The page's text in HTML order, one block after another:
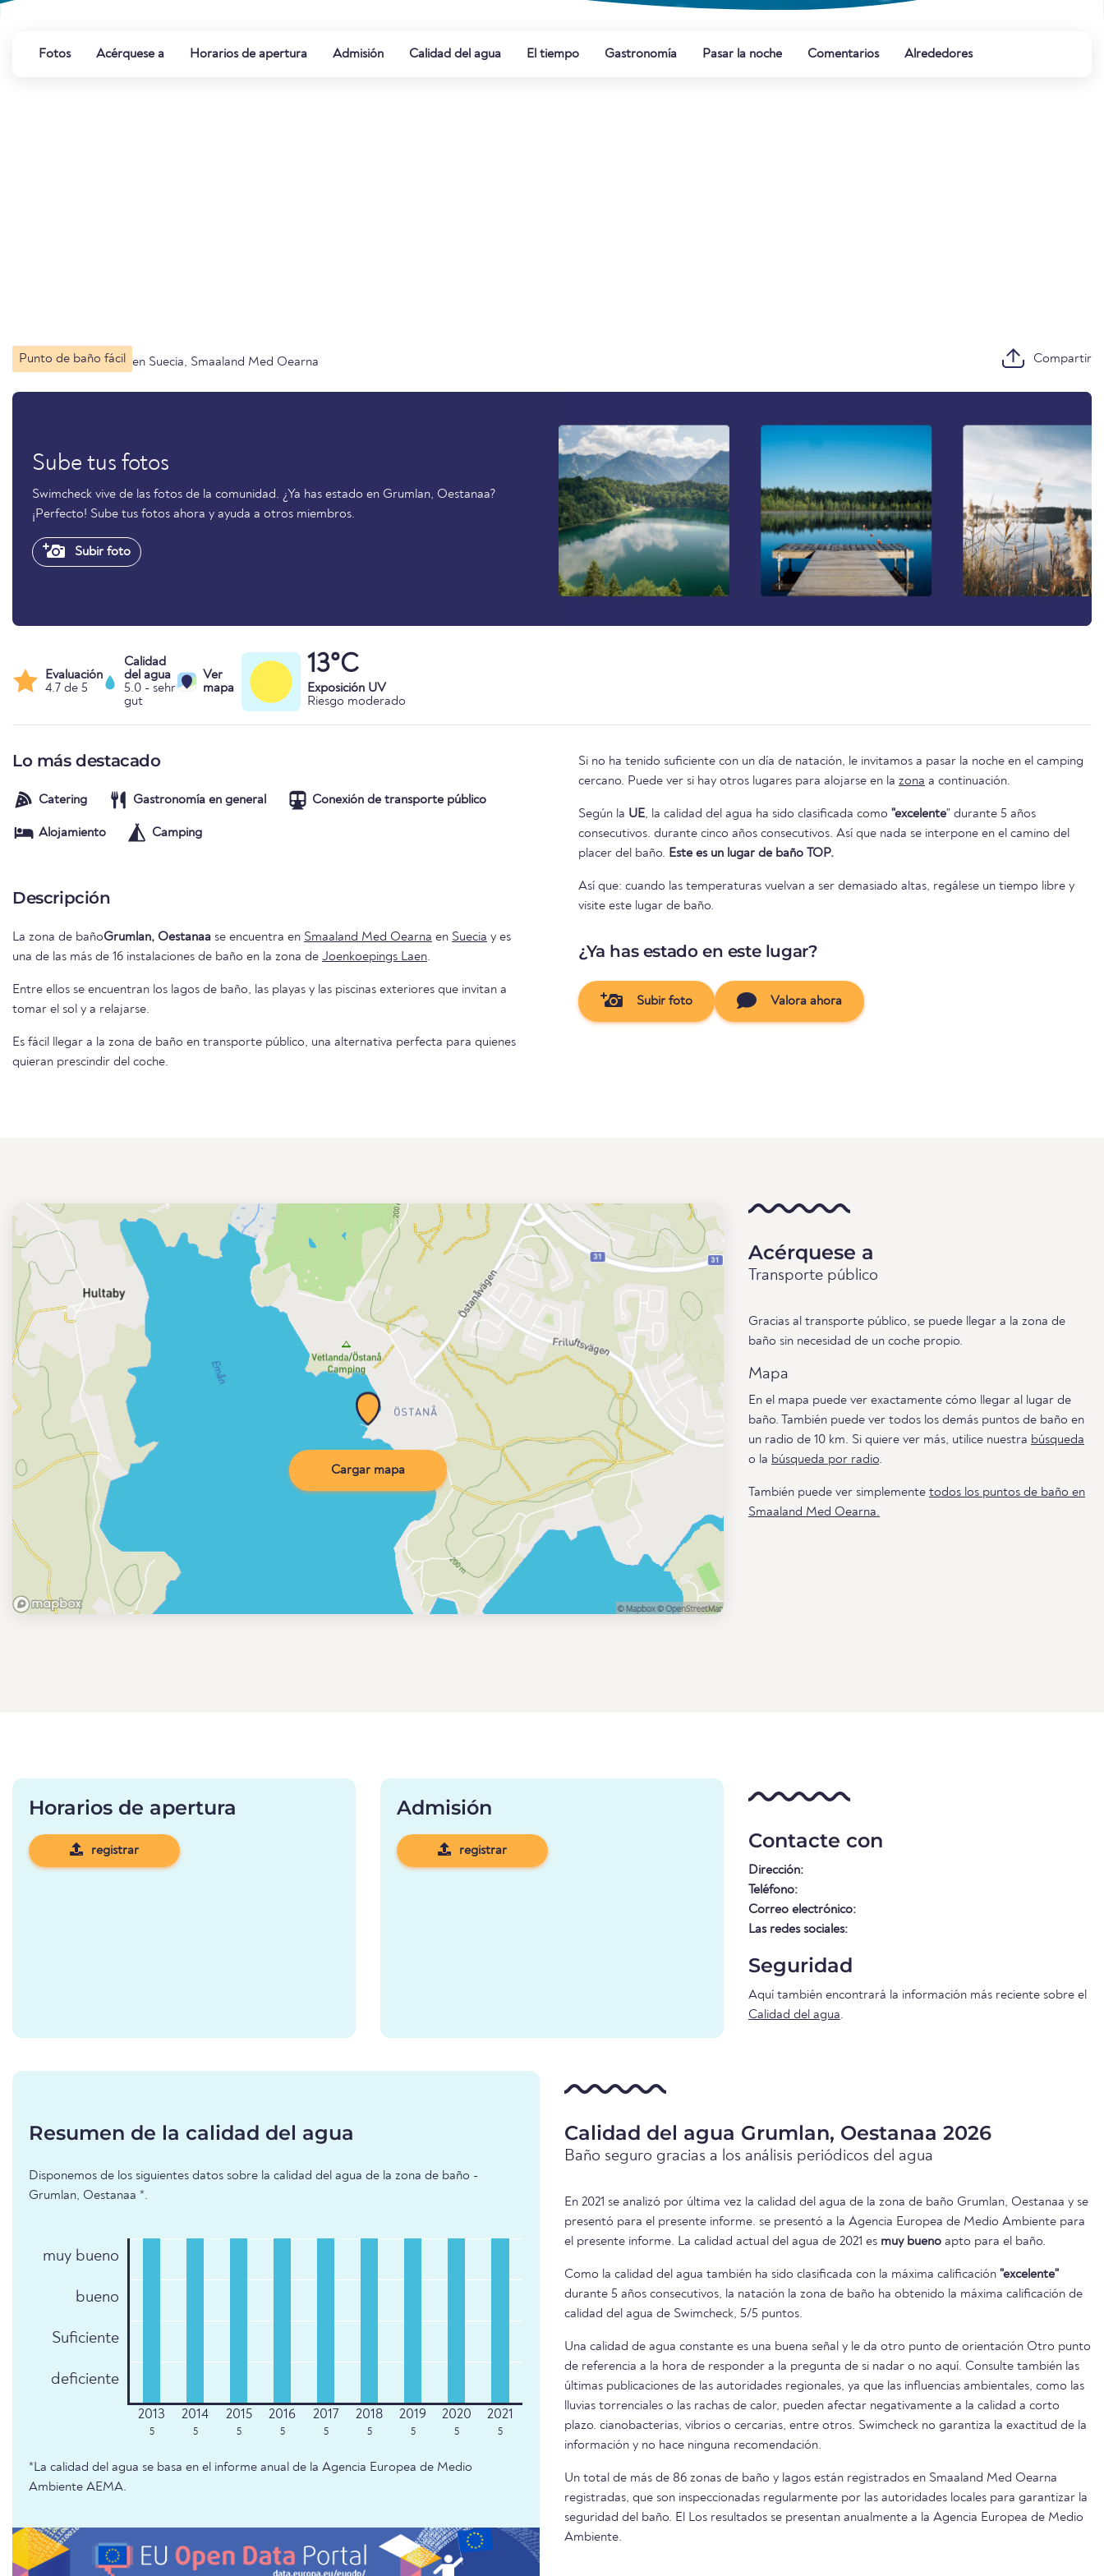
Fotos Acérquese a Horarios de apertura Admisión Calidad del agua El tiempo Gastronomía Pasar la noche Comentarios Alrededores
Punto de baño fácil en Suecia, Smaaland Med Oearna Compartir
Sube tus fotos
Swimcheck vive de las fotos de la comunidad. ¿Ya has estado en Grumlan, Oestanaa?
¡Perfecto! Sube tus fotos ahora y ayuda a otros miembros.
Subir foto
Evaluación
4.7 de 5
Calidad
del agua
5.0 - sehr
gut
Ver
mapa
13°C
Exposición UV
Riesgo moderado
Lo más destacado
Catering Gastronomía en general Conexión de transporte público
Alojamiento Camping
Descripción
La zona de bañoGrumlan, Oestanaa se encuentra en Smaaland Med Oearna en Suecia y es
una de las más de 16 instalaciones de baño en la zona de Joenkoepings Laen.
Entre ellos se encuentran los lagos de baño, las playas y las piscinas exteriores que invitan a
tomar el sol y a relajarse.
Es fácil llegar a la zona de baño en transporte público, una alternativa perfecta para quienes
quieran prescindir del coche.
Si no ha tenido suficiente con un día de natación, le invitamos a pasar la noche en el camping
cercano. Puede ver si hay otros lugares para alojarse en la zona a continuación.
Según la UE, la calidad del agua ha sido clasificada como "excelente" durante 5 años
consecutivos. durante cinco años consecutivos. Así que nada se interpone en el camino del
placer del baño. Este es un lugar de baño TOP.
Así que: cuando las temperaturas vuelvan a ser demasiado altas, regálese un tiempo libre y
visite este lugar de baño.
¿Ya has estado en este lugar?
Subir foto Valora ahora
Cargar mapa
Acérquese a
Transporte público
Gracias al transporte público, se puede llegar a la zona de
baño sin necesidad de un coche propio.
Mapa
En el mapa puede ver exactamente cómo llegar al lugar de
baño. También puede ver todos los demás puntos de baño en
un radio de 10 km. Si quiere ver más, utilice nuestra búsqueda
o la búsqueda por radio.
También puede ver simplemente todos los puntos de baño en
Smaaland Med Oearna.
Horarios de apertura
registrar
Admisión
registrar Contacte con
Dirección:
Teléfono:
Correo electrónico:
Las redes sociales:
Seguridad
Aquí también encontrará la información más reciente sobre el
Calidad del agua.
Resumen de la calidad del agua
Disponemos de los siguientes datos sobre la calidad del agua de la zona de baño -
Grumlan, Oestanaa *.
muy bueno
bueno
Suficiente
deficiente
5 5 5 5 5 5 5 5 5
*La calidad del agua se basa en el informe anual de la Agencia Europea de Medio
Ambiente AEMA.
Calidad del agua Grumlan, Oestanaa 2026
Baño seguro gracias a los análisis periódicos del agua
En 2021 se analizó por última vez la calidad del agua de la zona de baño Grumlan, Oestanaa y se
presentó para el presente informe. se presentó a la Agencia Europea de Medio Ambiente para
el presente informe. La calidad actual del agua de 2021 es muy bueno apto para el baño.
Como la calidad del agua también ha sido clasificada con la máxima calificación "excelente"
durante 5 años consecutivos, la natación la zona de baño ha obtenido la máxima calificación de
calidad del agua de Swimcheck, 5/5 puntos.
Una calidad de agua constante es una buena señal y le da otro punto de orientación Otro punto
de referencia a la hora de responder a la pregunta de si nadar o no aquí. Consulte también las
últimas publicaciones de las autoridades regionales, ya que las influencias ambientales, como las
lluvias torrenciales o las rachas de calor, pueden afectar negativamente a la calidad a corto
plazo. cianobacterias, vibrios o cercarias, entre otros. Swimcheck no garantiza la exactitud de la
información y no hace ninguna recomendación.
Un total de más de 86 zonas de baño y lagos están registrados en Smaaland Med Oearna
registradas, que son inspeccionadas regularmente por las autoridades locales para garantizar la
seguridad del baño. El Los resultados se presentan anualmente a la Agencia Europea de Medio
Ambiente.